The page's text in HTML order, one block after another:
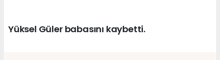
Yüksel Güler babasını kaybetti.